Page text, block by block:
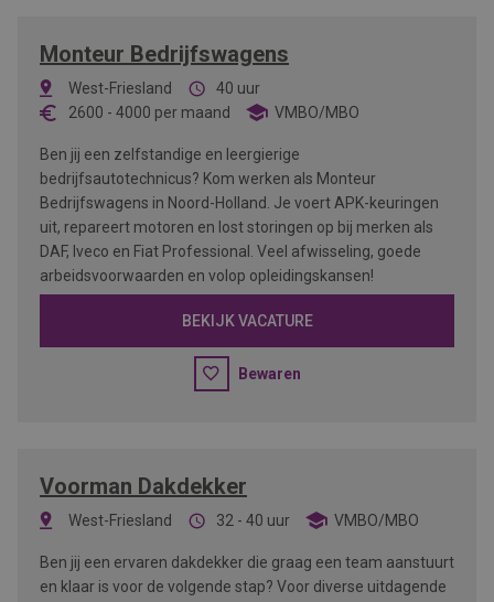
Monteur Bedrijfswagens
West-Friesland
40 uur
2600 - 4000 per maand VMBO/MBO
Ben jij een zelfstandige en leergierige
bedrijfsautotechnicus? Kom werken als Monteur
Bedrijfswagens in Noord-Holland. Je voert APK-keuringen
uit, repareert motoren en lost storingen op bij merken als
DAF, Iveco en Fiat Professional. Veel afwisseling, goede
arbeidsvoorwaarden en volop opleidingskansen!
BEKIJK VACATURE
Bewaren
Voorman Dakdekker
West-Friesland 32 - 40 uur VMBO/MBO
Ben jij een ervaren dakdekker die graag een team aanstuurt
en klaar is voor de volgende stap? Voor diverse uitdagende